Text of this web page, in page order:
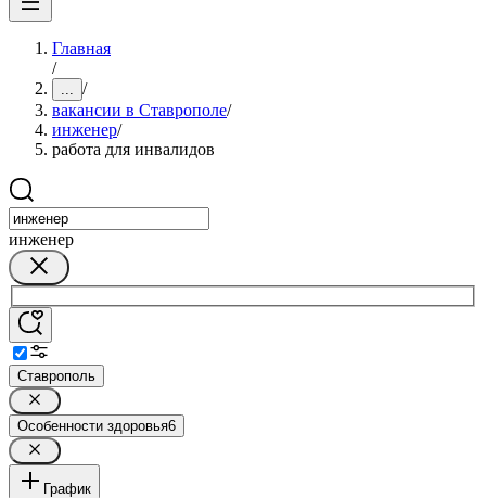
Главная
/
... /
вакансии в Ставрополе/
инженер/
работа для инвалидов
инженер
Ставрополь
Особенности здоровья6
График